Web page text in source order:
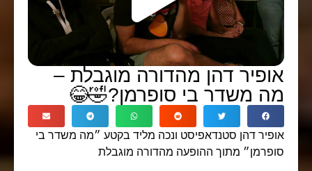
אופיר דהן מהדורה מוגבלת –
מה משדר בי סופרמן?🤣😂
אופיר דהן סטנדאפיסט ונכה מליד בקטע ״מה משדר בי
סופרמן״ מתוך ההופעה מהדורה מוגבלת